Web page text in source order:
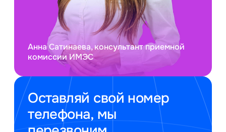
Оставляй свой номер
телефона, мы
Анна Сатинаева, консультант приемной
комиссии ИМЭС